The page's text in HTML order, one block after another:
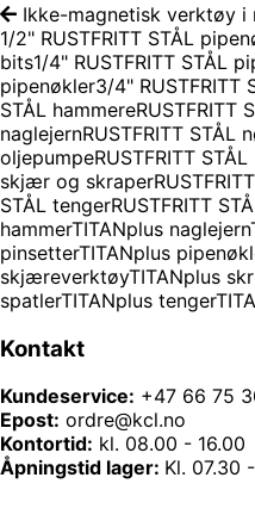
Ikke-magnetisk verktøy
1/2" RUSTFRITT STÅL
bits1/4" RUSTFRITT STÅL
pipenøkler3/4" RUSTFRITT
STÅL hammereRUSTFRITT
naglejernRUSTFRITT STÅL
oljepumpeRUSTFRITT
skjær og skraper
STÅL tengerRUSTFRITT
hammerTITANplus naglejern
pinsetterTITANplus
skjæreverktøyTITANplus
spatlerTITANplus tenger
Kontakt
Kundeservice: +47 66 75
Epost: ordre@kcl.no
Kontortid: kl. 08.00 - 16.00
Åpningstid lager: Kl. 07.30